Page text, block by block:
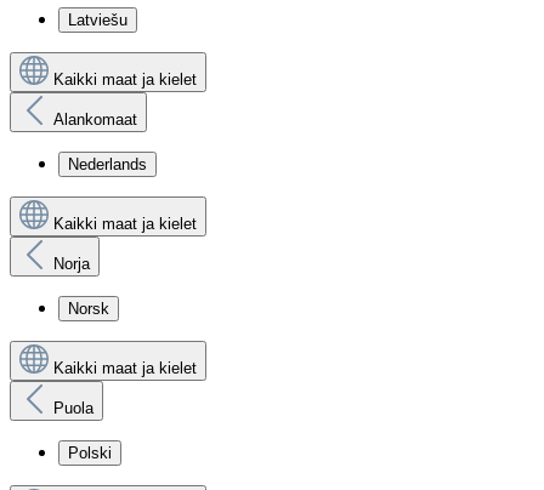
Latviešu
Kaikki maat ja kielet
Alankomaat
Nederlands
Kaikki maat ja kielet
Norja
Norsk
Kaikki maat ja kielet
Puola
Polski